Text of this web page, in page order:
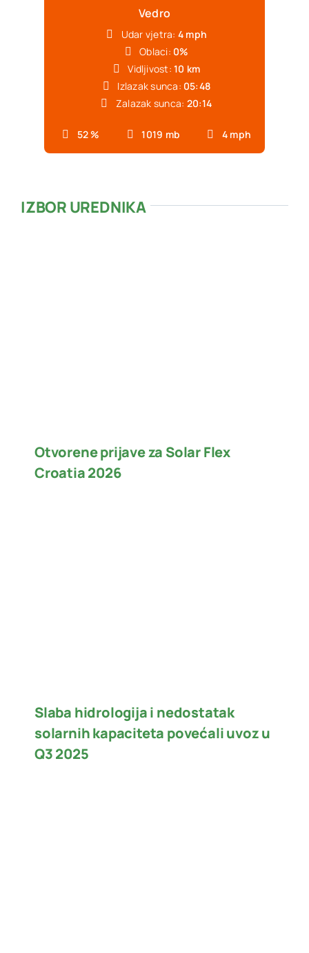
Vedro
52 % 1019 mb 4 mph
Udar vjetra: 4 mph
Oblaci: 0%
Vidljivost: 10 km
Izlazak sunca: 05:48
Zalazak sunca: 20:14
IZBOR UREDNIKA
Otvorene prijave za Solar Flex
Croatia 2026
Slaba hidrologija i nedostatak
solarnih kapaciteta povećali uvoz u
Q3 2025